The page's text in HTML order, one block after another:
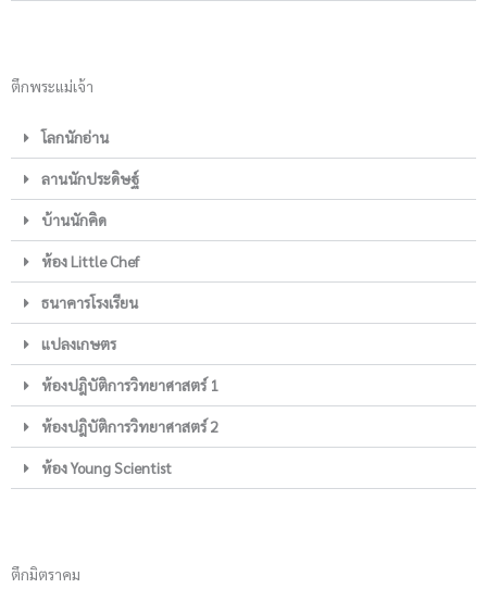
ตึกพระแม่เจ้า
โลกนักอ่าน
ลานนักประดิษฐ์
บ้านนักคิด
ห้อง Little Chef
ธนาคารโรงเรียน
แปลงเกษตร
ห้องปฎิบัติการวิทยาศาสตร์ 1
ห้องปฎิบัติการวิทยาศาสตร์ 2
ห้อง Young Scientist
ตึกมิตราคม